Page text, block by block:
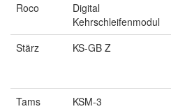
Roco
Digital
Kehrschleifenmodul
Stärz KS-GB Z
Tams KSM-3